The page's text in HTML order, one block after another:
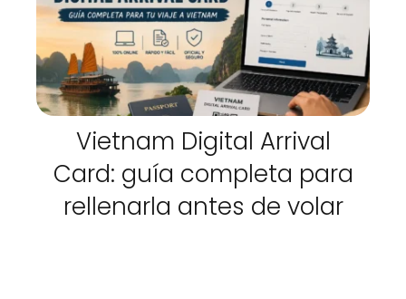
Vietnam Digital Arrival
Card: guía completa para
rellenarla antes de volar